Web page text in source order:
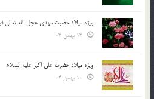
ویژه میلاد حضرت مهدی عجل الله تعالی
ویژه میلاد حضرت علی اکبر علیه السلام